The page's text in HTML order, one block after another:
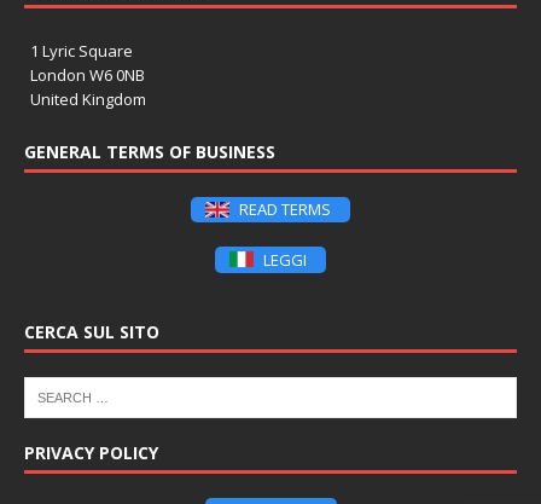
1 Lyric Square
London W6 0NB
United Kingdom
GENERAL TERMS OF BUSINESS
READ TERMS
LEGGI
CERCA SUL SITO
PRIVACY POLICY